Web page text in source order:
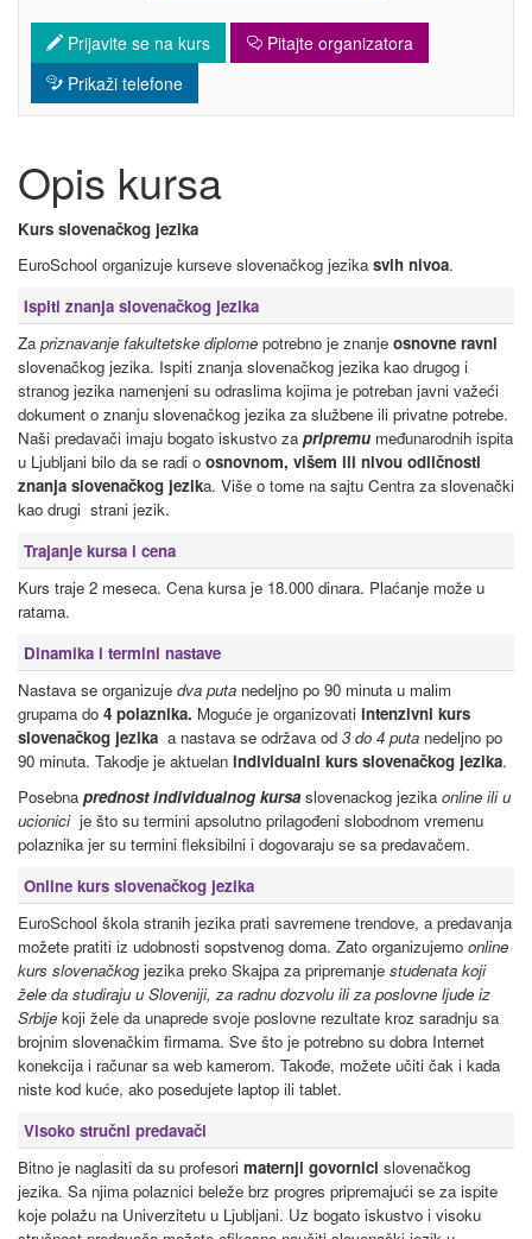
Prijavite se na kurs
Pitajte organizatora
Prikaži telefone
Opis kursa
Kurs slovenačkog jezika
EuroSchool organizuje kurseve slovenačkog jezika svih nivoa.
Ispiti znanja slovenačkog jezika
Za priznavanje fakultetske diplome potrebno je znanje osnovne ravni
slovenačkog jezika. Ispiti znanja slovenačkog jezika kao drugog i
stranog jezika namenjeni su odraslima kojima je potreban javni važeći
dokument o znanju slovenačkog jezika za službene ili privatne potrebe.
Naši predavači imaju bogato iskustvo za pripremu međunarodnih ispita
u Ljubljani bilo da se radi o osnovnom, višem ili nivou odličnosti
znanja slovenačkog jezika. Više o tome na sajtu Centra za slovenački
kao drugi strani jezik.
Trajanje kursa i cena
Kurs traje 2 meseca. Cena kursa je 18.000 dinara. Plaćanje može u
ratama.
Dinamika i termini nastave
Nastava se organizuje dva puta nedeljno po 90 minuta u malim
grupama do 4 polaznika. Moguće je organizovati intenzivni kurs
slovenačkog jezika a nastava se održava od 3 do 4 puta nedeljno po
90 minuta. Takodje je aktuelan individualni kurs slovenačkog jezika.
Posebna prednost individualnog kursa slovenackog jezika online ili u
ucionicije što su termini apsolutno prilagođeni slobodnom vremenu
polaznika jer su termini fleksibilni i dogovaraju se sa predavačem.
Online kurs slovenačkog jezika
EuroSchool škola stranih jezika prati savremene trendove, a predavanja
možete pratiti iz udobnosti sopstvenog doma. Zato organizujemo online
kurs slovenačkogjezika preko Skajpa za pripremanje studenata koji
žele da studiraju u Sloveniji, za radnu dozvolu ili za poslovne ljude iz
Srbije koji žele da unaprede svoje poslovne rezultate kroz saradnju sa
brojnim slovenačkim firmama. Sve što je potrebno su dobra Internet
konekcija i računar sa web kamerom. Takođe, možete učiti čak i kada
niste kod kuće, ako posedujete laptop ili tablet.
Visoko stručni predavači
Bitno je naglasiti da su profesori maternji govornici slovenačkog
jezika. Sa njima polaznici beleže brz progres pripremajući se za ispite
koje polažu na Univerzitetu u Ljubljani. Uz bogato iskustvo i visoku